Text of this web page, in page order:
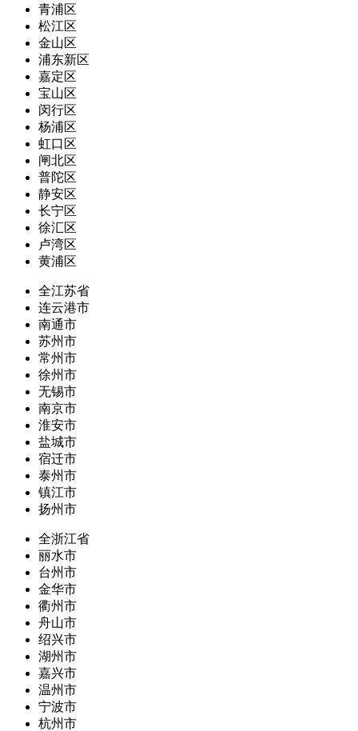
青浦区
松江区
金山区
浦东新区
嘉定区
宝山区
闵行区
杨浦区
虹口区
闸北区
普陀区
静安区
长宁区
徐汇区
卢湾区
黄浦区
全江苏省
连云港市
南通市
苏州市
常州市
徐州市
无锡市
南京市
淮安市
盐城市
宿迁市
泰州市
镇江市
扬州市
全浙江省
丽水市
台州市
金华市
衢州市
舟山市
绍兴市
湖州市
嘉兴市
温州市
宁波市
杭州市